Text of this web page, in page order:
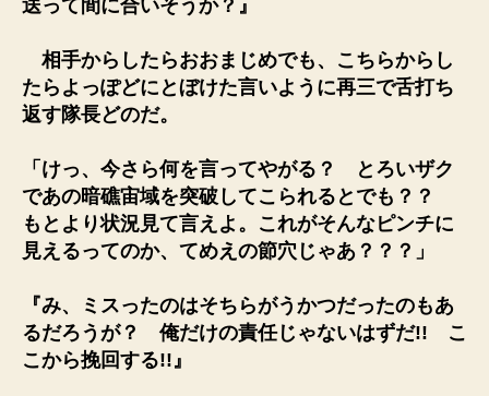
送って間に合いそうか？』
相手からしたらおおまじめでも、こちらからし
たらよっぽどにとぼけた言いように再三で舌打ち
返す隊長どのだ。
「けっ、今さら何を言ってやがる？ とろいザク
であの暗礁宙域を突破してこられるとでも？？
もとより状況見て言えよ。これがそんなピンチに
見えるってのか、てめえの節穴じゃあ？？？」
『み、ミスったのはそちらがうかつだったのもあ
るだろうが？ 俺だけの責任じゃないはずだ!! こ
こから挽回する!!』